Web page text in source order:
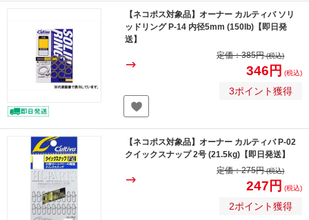
【ネコポス対象品】オーナー カルティバ ソリ
ッドリング P-14 内径5mm (150lb)【即日発
送】
定価：385円(税込)
346円 (税込)
3ポイント獲得
【ネコポス対象品】オーナー カルティバ P-02
クイックスナップ 2号 (21.5kg)【即日発送】
定価：275円(税込)
247円 (税込)
2ポイント獲得